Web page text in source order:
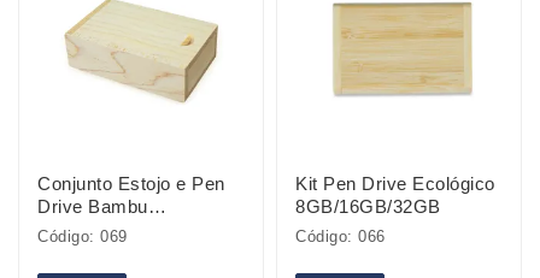
Conjunto Estojo e Pen
Drive Bambu
4GB/8GB/16GB/32GB
Código: 069
Kit Pen Drive Ecológico
8GB/16GB/32GB
Código: 066